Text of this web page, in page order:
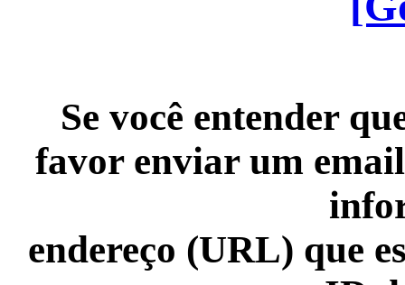
Se você entender
favor enviar um
endereço (URL) que